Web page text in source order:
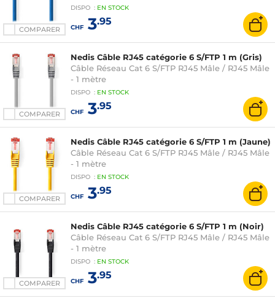
COMPARER
DISPO : EN STOCK
CHF3.95
COMPARER
Nedis Câble RJ45 catégorie 6 S/FTP 1 m (Gris)
Câble Réseau Cat 6 S/FTP RJ45 Mâle / RJ45 Mâle
- 1 mètre
DISPO : EN STOCK
CHF3.95
COMPARER
Nedis Câble RJ45 catégorie 6 S/FTP 1 m (Jaune)
Câble Réseau Cat 6 S/FTP RJ45 Mâle / RJ45 Mâle
- 1 mètre
DISPO : EN STOCK
CHF3.95
COMPARER
Nedis Câble RJ45 catégorie 6 S/FTP 1 m (Noir)
Câble Réseau Cat 6 S/FTP RJ45 Mâle / RJ45 Mâle
- 1 mètre
DISPO : EN STOCK
CHF3.95